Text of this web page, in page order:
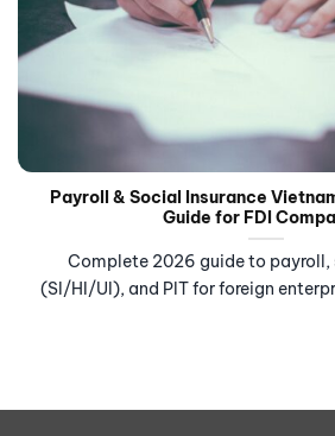
Payroll & Social Insurance
Guide for FDI
Complete 2026 guide to payroll,
(SI/HI/UI), and PIT for foreign